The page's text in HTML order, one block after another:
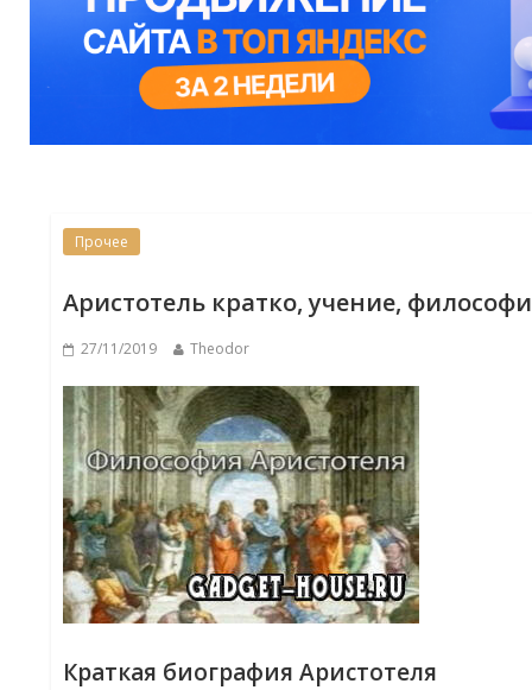
Прочее
Аристотель кратко, учение,
27/11/2019 Theodor
Краткая биография Аристотеля